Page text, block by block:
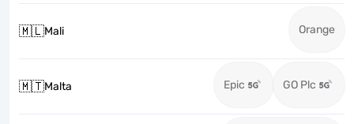
🇲🇱Mali Orange
🇲🇹Malta Epic GO Plc